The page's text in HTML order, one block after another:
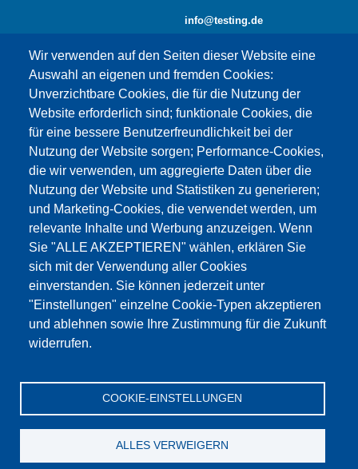
Wir verwenden auf den Seiten dieser Website eine
Auswahl an eigenen und fremden Cookies:
Unverzichtbare Cookies, die für die Nutzung der
Website erforderlich sind; funktionale Cookies, die
für eine bessere Benutzerfreundlichkeit bei der
Nutzung der Website sorgen; Performance-Cookies,
die wir verwenden, um aggregierte Daten über die
Nutzung der Website und Statistiken zu generieren;
und Marketing-Cookies, die verwendet werden, um
relevante Inhalte und Werbung anzuzeigen. Wenn
Sie "ALLE AKZEPTIEREN" wählen, erklären Sie
sich mit der Verwendung aller Cookies
einverstanden. Sie können jederzeit unter
"Einstellungen" einzelne Cookie-Typen akzeptieren
und ablehnen sowie Ihre Zustimmung für die Zukunft
widerrufen.
COOKIE-EINSTELLUNGEN
ALLES VERWEIGERN
info@testing.de
Dieser Inhalt ist blockiert, da die Google Maps
Cookies nicht akzeptiert wurden.
NUR DIE GOOGLE MAPS COOKIES
AKZEPTIEREN.
Alle Cookies akzeptieren
Products Aktualności O nas Sprzedaż Serwis